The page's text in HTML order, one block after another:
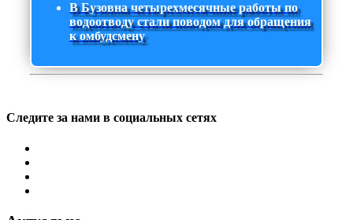
В Бузовна четырехмесячные работы по
водоотводу стали поводом для обращения
к омбудсмену
Следите за нами в социальных сетях